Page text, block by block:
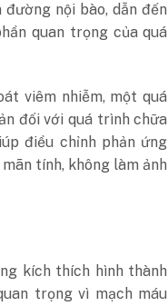
nội bào, dẫn đến
quan trọng của quá
viêm nhiễm, một quá
đối với quá trình chữa
điều chỉnh phản ứng
tính, không làm ảnh
kích thích hình thành
trọng vì mạch máu